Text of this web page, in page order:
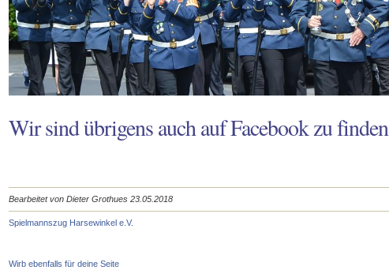
Wir sind übrigens auch auf Facebook zu finden
Bearbeitet von Dieter Grothues 23.05.2018
Spielmannszug Harsewinkel e.V.
Wirb ebenfalls für deine Seite